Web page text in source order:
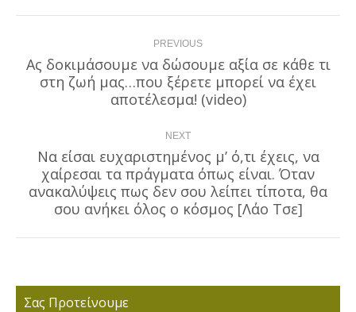
navigation PREVIOUS
Previous
post:
Ας δοκιμάσουμε να δώσουμε αξία σε κάθε τι
στη ζωή μας…που ξέρετε μπορεί να έχει
αποτέλεσμα! (video)
NEXT
Next
post:
Να είσαι ευχαριστημένος μ’ ό,τι έχεις, να
χαίρεσαι τα πράγματα όπως είναι. Όταν
ανακαλύψεις πως δεν σου λείπει τίποτα, θα
σου ανήκει όλος ο κόσμος [Λάο Τσε]
Σας Προτείνουμε